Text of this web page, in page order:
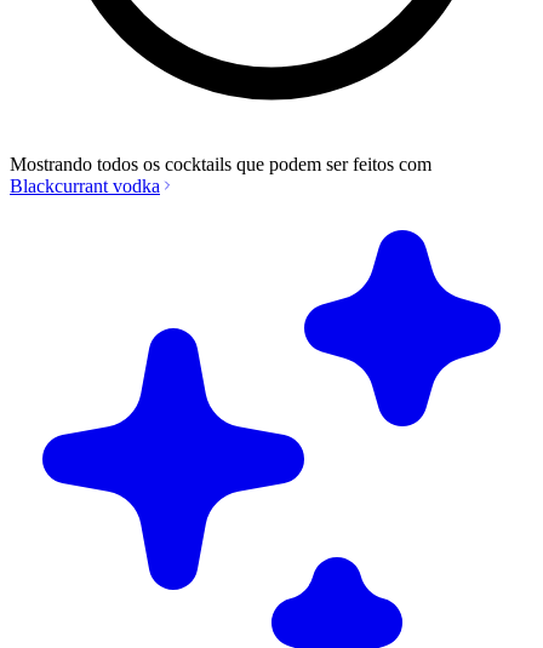
Mostrando todos os cocktails que podem ser feitos com
Blackcurrant vodka